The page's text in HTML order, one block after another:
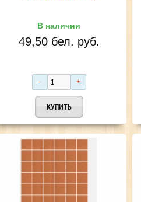
В наличии
49,50 бел. руб.